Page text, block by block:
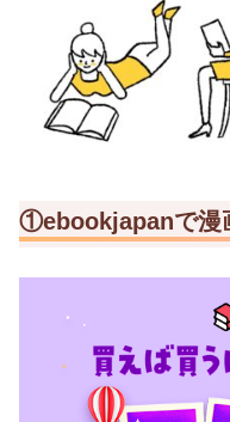
①ebookjapanで漫